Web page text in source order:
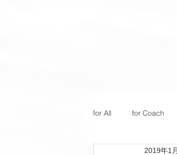
for All for Coach
2019年1